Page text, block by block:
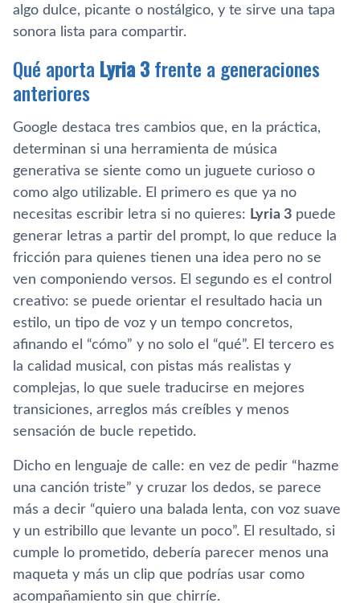
algo dulce, picante o nostálgico, y te sirve una tapa
sonora lista para compartir.
Qué aporta Lyria 3frente a generaciones
anteriores
Google destaca tres cambios que, en la práctica,
determinan si una herramienta de música
generativa se siente como un juguete curioso o
como algo utilizable. El primero es que ya no
necesitas escribir letra si no quieres: Lyria 3 puede
generar letras a partir del prompt, lo que reduce la
fricción para quienes tienen una idea pero no se
ven componiendo versos. El segundo es el control
creativo: se puede orientar el resultado hacia un
estilo, un tipo de voz y un tempo concretos,
afinando el “cómo” y no solo el “qué”. El tercero es
la calidad musical, con pistas más realistas y
complejas, lo que suele traducirse en mejores
transiciones, arreglos más creíbles y menos
sensación de bucle repetido.
Dicho en lenguaje de calle: en vez de pedir “hazme
una canción triste” y cruzar los dedos, se parece
más a decir “quiero una balada lenta, con voz suave
y un estribillo que levante un poco”. El resultado, si
cumple lo prometido, debería parecer menos una
maqueta y más un clip que podrías usar como
acompañamiento sin que chirríe.